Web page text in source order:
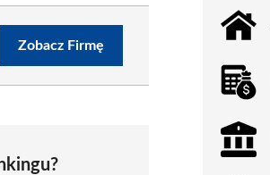
Zobacz Firmę